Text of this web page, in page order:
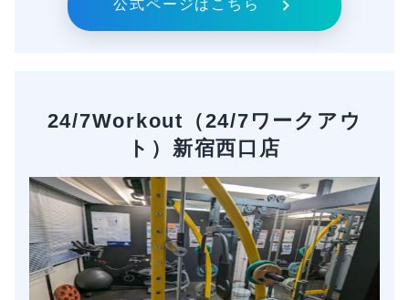
公式ページはこちら
24/7Workout（24/7ワークアウ
ト）新宿西口店